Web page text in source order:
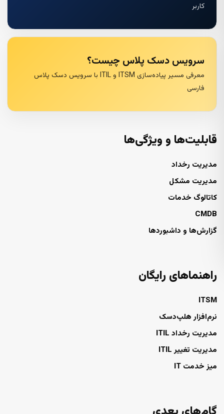
کاربر
سرویس دسک پلاس چیست؟
معرفی مسیر پیاده‌سازی ITSM و ITIL با سرویس دسک پلاس
فارسی
قابلیت‌ها و ویژگی‌ها
مدیریت رخداد
مدیریت مشکل
کاتالوگ خدمات
CMDB
گزارش‌ها و داشبوردها
راهنماهای رایگان
ITSM
نرم‌افزار هلپ‌دسک
مدیریت رخداد ITIL
مدیریت تغییر ITIL
میز خدمت IT